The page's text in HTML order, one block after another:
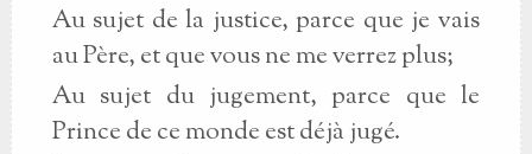
Au sujet de la justice, parce que je vais
au Père, et que vous ne me verrez plus;
Au sujet du jugement, parce que le
Prince de ce monde est déjà jugé.